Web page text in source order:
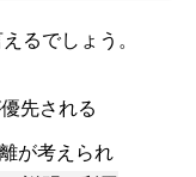
るでしょう。
先される
が考えられ